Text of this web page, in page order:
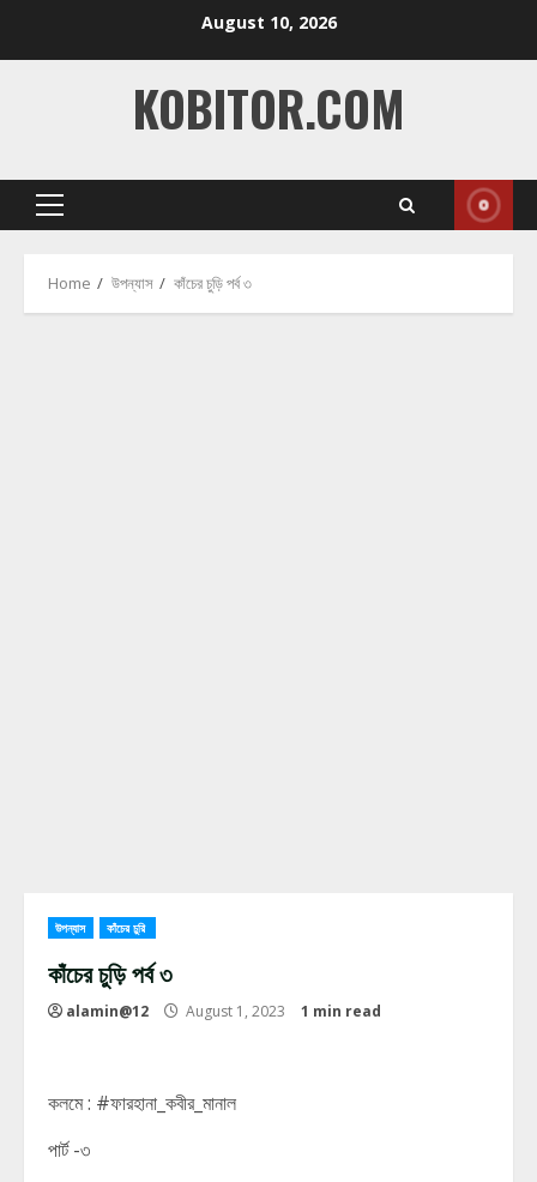
August 10, 2026
KOBITOR.COM
Primary
Home উপন্যাস কাঁচের চুড়ি পর্ব ৩
উপন্যাস কাঁচের চুরি
কাঁচের চুড়ি পর্ব ৩
alamin@12 August 1, 2023 1 min read
কলমে : #ফারহানা_কবীর_মানাল
পার্ট -৩